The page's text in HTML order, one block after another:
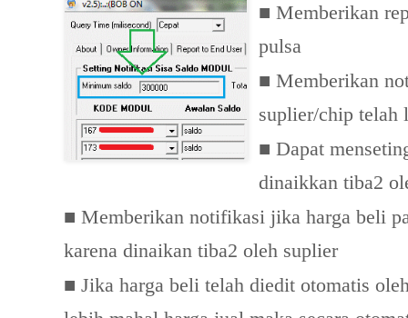
■ Memberikan
pulsa
■ Memberikan
suplier/chip telah
■ Dapat
dinaikkan tiba2
■ Memberikan notifikasi jika harga beli
karena dinaikan tiba2 oleh suplier
■ Jika harga beli telah diedit otomatis